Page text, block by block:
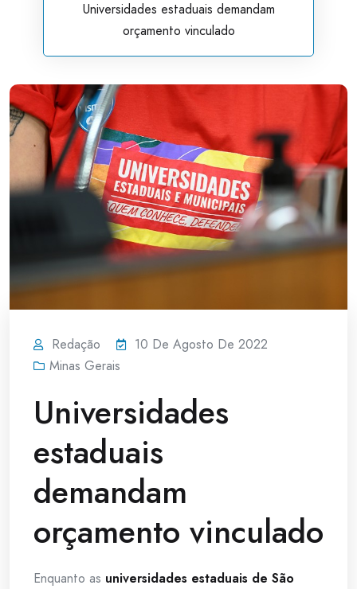
Universidades estaduais demandam
orçamento vinculado
Redação
10 De Agosto De 2022
Minas Gerais
Universidades
estaduais
demandam
orçamento vinculado
Enquanto as universidades estaduais de São